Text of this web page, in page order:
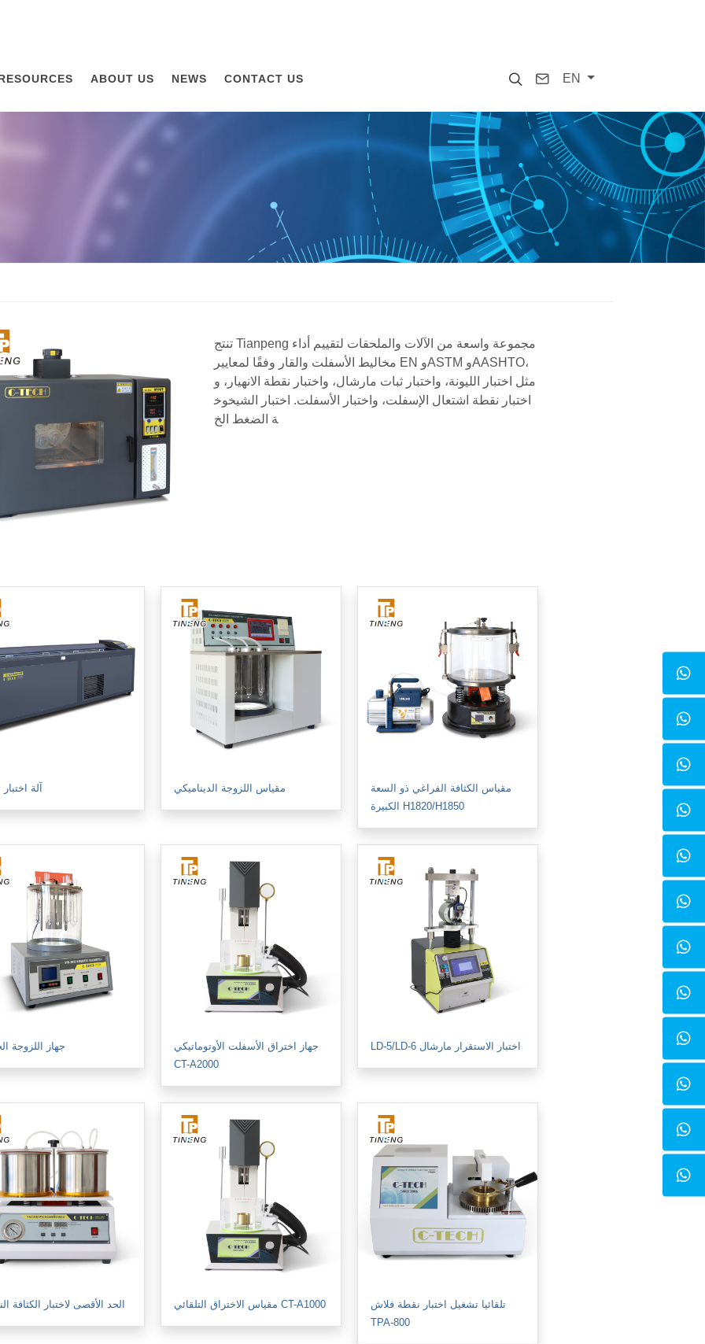
SearchContact
EN
ABOUT US NEWS CONTACT US
تنتج Tianpeng مجموعة واسعة من الآلات والملحقات لتقييم أداء
مخاليط الأسفلت والقار وفقًا لمعايير EN وASTM وAASHTO،
مثل اختبار الليونة، واختبار ثبات مارشال، واختبار نقطة الانهيار، و
اختبار نقطة اشتعال الإسفلت، واختبار الأسفلت. اختبار الشيخوخ
ة الضغط الخ
آلة مقياس اللزوجة الديناميكي
مقياس الكثافة الفراغي ذو السعة
الكبيرة H1820/H1850
جهاز اللزوجة
جهاز اختراق الأسفلت الأوتوماتيكي
CT-A2000
LD-5/LD-6 اختبار الاستقرار مارشال
الحد الأقصى لاختبار الكثافة مقياس الاختراق التلقائي CT-A1000
تلقائيا تشغيل اختبار نقطة فلاش
TPA-800